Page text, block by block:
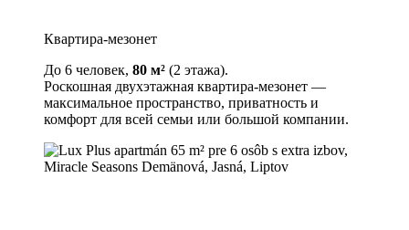
Квартира-мезонет
До 6 человек, 80 м² (2 этажа).
Роскошная двухэтажная квартира-мезонет —
максимальное пространство, приватность и
комфорт для всей семьи или большой компании.